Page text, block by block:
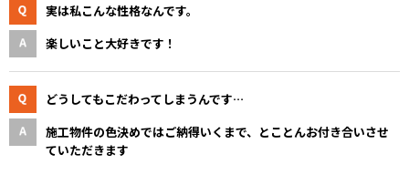
実は私こんな性格なんです。
楽しいこと大好きです！
どうしてもこだわってしまうんです…
施工物件の色決めではご納得いくまで、とことんお付き合いさせ
ていただきます